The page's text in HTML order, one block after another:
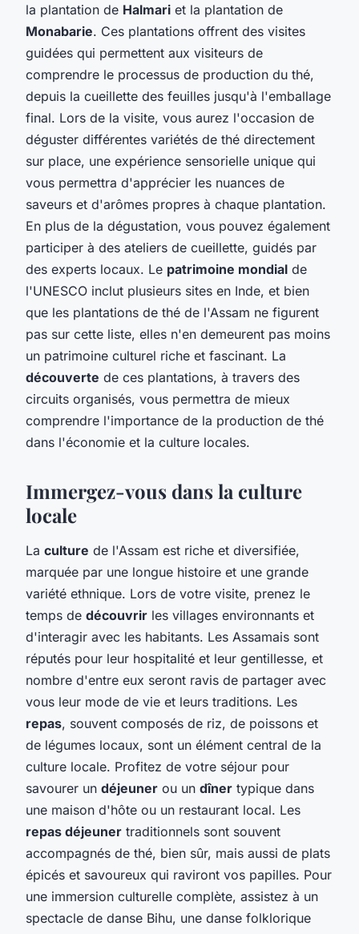
la plantation de Halmari et la plantation de
Monabarie. Ces plantations offrent des visites
guidées qui permettent aux visiteurs de
comprendre le processus de production du thé,
depuis la cueillette des feuilles jusqu'à l'emballage
final. Lors de la visite, vous aurez l'occasion de
déguster différentes variétés de thé directement
sur place, une expérience sensorielle unique qui
vous permettra d'apprécier les nuances de
saveurs et d'arômes propres à chaque plantation.
En plus de la dégustation, vous pouvez également
participer à des ateliers de cueillette, guidés par
des experts locaux. Le patrimoine mondial de
l'UNESCO inclut plusieurs sites en Inde, et bien
que les plantations de thé de l'Assam ne figurent
pas sur cette liste, elles n'en demeurent pas moins
un patrimoine culturel riche et fascinant. La
découverte de ces plantations, à travers des
circuits organisés, vous permettra de mieux
comprendre l'importance de la production de thé
dans l'économie et la culture locales.
Immergez-vous dans la culture
locale
La culture de l'Assam est riche et diversifiée,
marquée par une longue histoire et une grande
variété ethnique. Lors de votre visite, prenez le
temps de découvrir les villages environnants et
d'interagir avec les habitants. Les Assamais sont
réputés pour leur hospitalité et leur gentillesse, et
nombre d'entre eux seront ravis de partager avec
vous leur mode de vie et leurs traditions. Les
repas, souvent composés de riz, de poissons et
de légumes locaux, sont un élément central de la
culture locale. Profitez de votre séjour pour
savourer un déjeuner ou un dîner typique dans
une maison d'hôte ou un restaurant local. Les
repas déjeuner traditionnels sont souvent
accompagnés de thé, bien sûr, mais aussi de plats
épicés et savoureux qui raviront vos papilles. Pour
une immersion culturelle complète, assistez à un
spectacle de danse Bihu, une danse folklorique